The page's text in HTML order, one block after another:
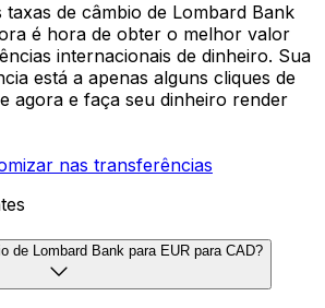
de câmbio de Lombard Bank
é hora de obter o melhor valor
internacionais de dinheiro. Sua
está a apenas alguns cliques de
agora e faça seu dinheiro render
nas transferências
de Lombard Bank para EUR para CAD?